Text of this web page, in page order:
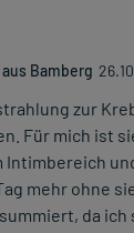
Bamberg
zur
Für mich ist
Intimbereich
mehr ohne
da